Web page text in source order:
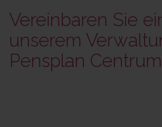
Vereinbaren Sie
unserem
Pensplan